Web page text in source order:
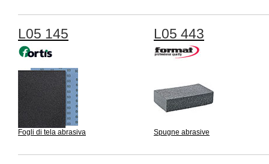
L05 145
Fogli di tela abrasiva
L05 443
Spugne abrasive